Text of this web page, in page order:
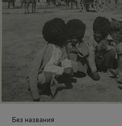
Без названия